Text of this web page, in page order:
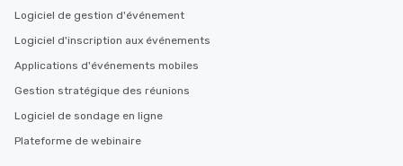
Logiciel de gestion d'événement
Logiciel d'inscription aux événements
Applications d'événements mobiles
Gestion stratégique des réunions
Logiciel de sondage en ligne
Plateforme de webinaire